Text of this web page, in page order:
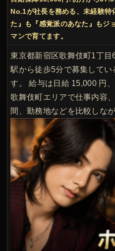
No.1が社長を務める、未経験特
た』も『感覚派のあなた』もジ
マンで育てます。
東京都新宿区歌舞伎町1丁
駅から徒歩5分で募集して
す。 給与は日給 15,000 円
歌舞伎町エリアで仕事内容
間、勤務地などを比較しな